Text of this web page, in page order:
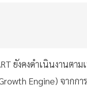
ยังคงดำเนินงานตา
Engine) จากก